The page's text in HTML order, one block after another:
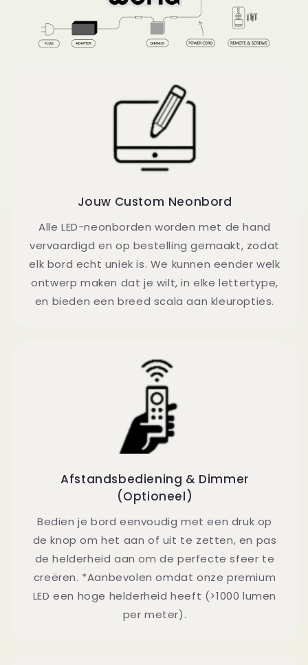
Jouw Custom Neonbord
Alle LED-neonborden worden met de hand
vervaardigd en op bestelling gemaakt, zodat
elk bord echt uniek is. We kunnen eender welk
ontwerp maken dat je wilt, in elke lettertype,
en bieden een breed scala aan kleuropties.
Afstandsbediening & Dimmer
(Optioneel)
Bedien je bord eenvoudig met een druk op
de knop om het aan of uit te zetten, en pas
de helderheid aan om de perfecte sfeer te
creëren. *Aanbevolen omdat onze premium
LED een hoge helderheid heeft (>1000 lumen
per meter).